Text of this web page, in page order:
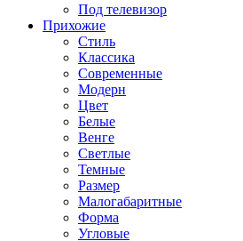
Под телевизор
Прихожие
Стиль
Классика
Современные
Модерн
Цвет
Белые
Венге
Светлые
Темные
Размер
Малогабаритные
Форма
Угловые